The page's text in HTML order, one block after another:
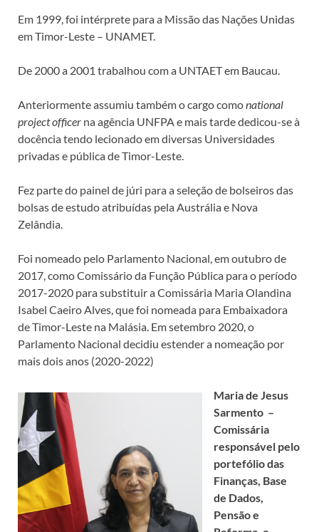
Em 1999, foi intérprete para a Missão das Nações Unidas
em Timor-Leste – UNAMET.
De 2000 a 2001 trabalhou com a UNTAET em Baucau.
Anteriormente assumiu também o cargo comonational
project officer na agência UNFPA e mais tarde dedicou-se à
docência tendo lecionado em diversas Universidades
privadas e pública de Timor-Leste.
Fez parte do painel de júri para a seleção de bolseiros das
bolsas de estudo atribuídas pela Austrália e Nova
Zelândia.
Foi nomeado pelo Parlamento Nacional, em outubro de
2017, como Comissário da Função Pública para o período
2017-2020 para substituir a Comissária Maria Olandina
Isabel Caeiro Alves, que foi nomeada para Embaixadora
de Timor-Leste na Malásia. Em setembro 2020, o
Parlamento Nacional decidiu estender a nomeação por
mais dois anos (2020-2022)
Maria de Jesus
Sarmento –
Comissária
responsável pelo
portefólio das
Finanças, Base
de Dados,
Pensão e